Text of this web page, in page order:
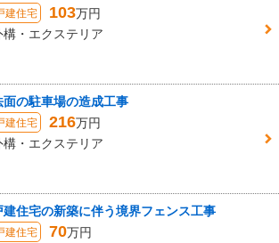
建住宅 103万円
構・エクステリア
面の駐車場の造成工事
建住宅 216万円
構・エクステリア
建住宅の新築に伴う境界フェンス工事
建住宅 70万円